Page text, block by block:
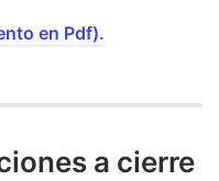
en Pdf).
a cierre